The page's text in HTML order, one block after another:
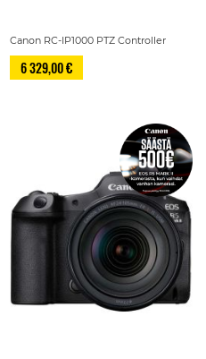
Canon RC-IP1000 PTZ Controller
6 329,00 €